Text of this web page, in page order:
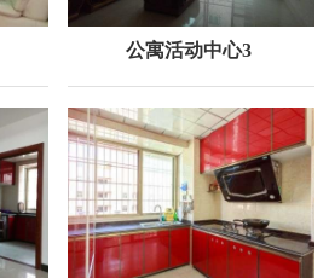
公寓活动中心3